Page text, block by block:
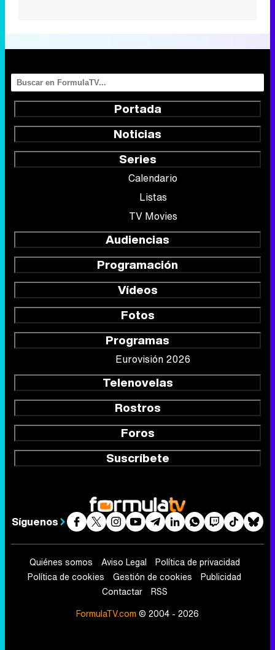
Portada
Noticias
Series
Calendario
Listas
TV Movies
Audiencias
Programación
Vídeos
Fotos
Programas
Eurovisión 2026
Telenovelas
Rostros
Foros
Suscríbete
Síguenos
Quiénes somos Aviso Legal
Política de privacidad
Política de cookies
Gestión de cookies
Publicidad
Contactar
RSS
FormulaTV.com © 2004 - 2026